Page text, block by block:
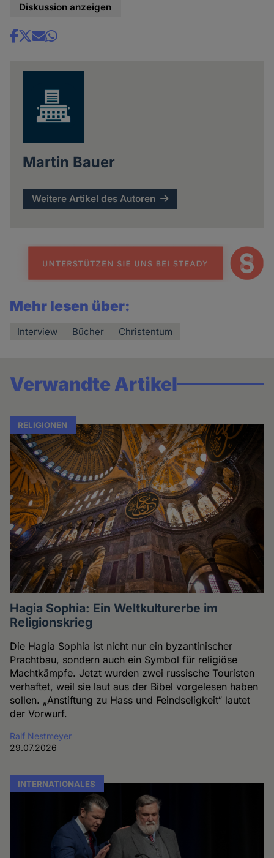
Diskussion anzeigen
Share
Martin Bauer
Weitere Artikel des Autoren
Mehr lesen über:
Interview Bücher Christentum
Verwandte Artikel
RELIGIONEN
Hagia Sophia: Ein Weltkulturerbe im
Religionskrieg
Die Hagia Sophia ist nicht nur ein byzantinischer
Prachtbau, sondern auch ein Symbol für religiöse
Machtkämpfe. Jetzt wurden zwei russische Touristen
verhaftet, weil sie laut aus der Bibel vorgelesen haben
sollen. „Anstiftung zu Hass und Feindseligkeit“ lautet
der Vorwurf.
Ralf Nestmeyer
29.07.2026
INTERNATIONALES